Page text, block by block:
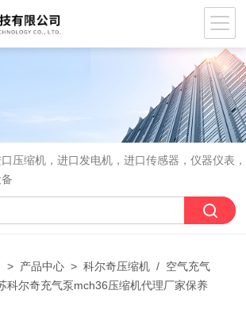
压缩机，进口发电机，进口传感器，仪器仪表
> 产品中心 >科尔奇压缩机 / 空气充气
科尔奇充气泵mch36压缩机代理厂家保养